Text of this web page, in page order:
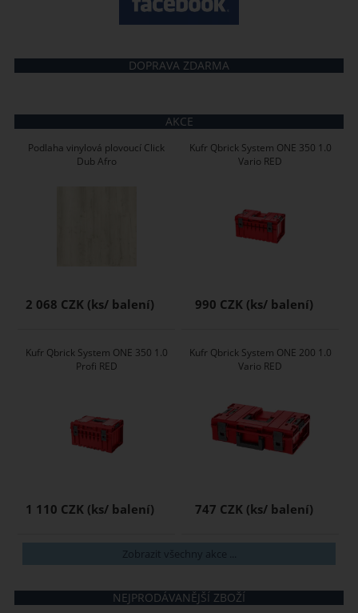
DOPRAVA ZDARMA
AKCE
Podlaha vinylová plovoucí Click
Dub Afro
2 068 CZK
Kufr Qbrick System ONE 350 1.0
Vario RED
990 CZK
Kufr Qbrick System ONE 350 1.0
Profi RED
1 110 CZK
Kufr Qbrick System ONE 200 1.0
Vario RED
747 CZK
Zobrazit všechny akce ...
NEJPRODÁVANĚJŠÍ ZBOŽÍ